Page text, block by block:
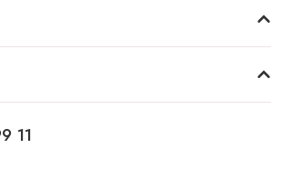
11